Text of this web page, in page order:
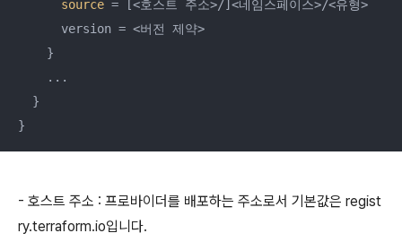
source = [<호스트 주소>/]<네임스페이스>/<유형>
      version = <버전 제약>
    }
    ...
  }
}
- 호스트 주소 : 프로바이더를 배포하는 주소로서 기본값은 regist
ry.terraform.io입니다.